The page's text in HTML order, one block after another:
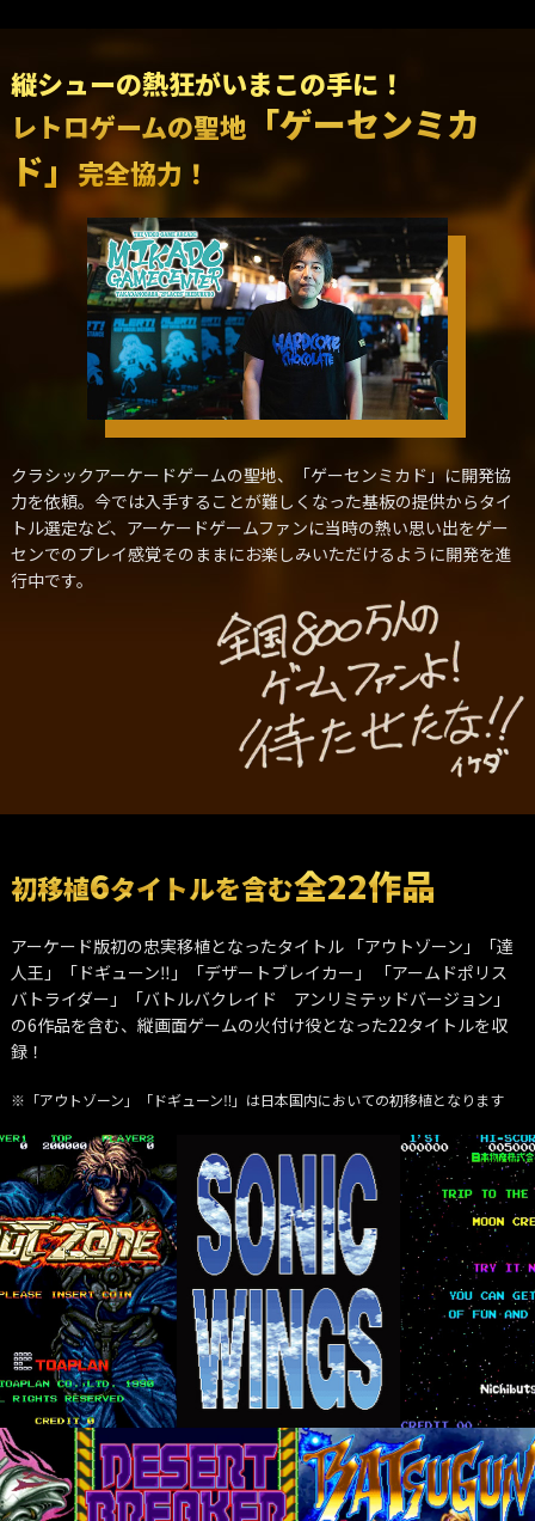
縦シューの熱狂がいまこの手に！
レトロゲームの聖地「ゲーセンミカ
ド」完全協力！
クラシックアーケードゲームの聖地、「ゲーセンミカド」に開発協
力を依頼。今では入手することが難しくなった基板の提供からタイ
トル選定など、アーケードゲームファンに当時の熱い思い出をゲー
センでのプレイ感覚そのままにお楽しみいただけるように開発を進
行中です。
初移植6タイトルを含む全22作品
アーケード版初の忠実移植となったタイトル「アウトゾーン」「達
人王」「ドギューン‼」「デザートブレイカー」
「アームドポリス
バトライダー」「バトルバクレイド アンリミテッドバージョン」
の6作品を含む、縦画面ゲームの火付け役となった22タイトルを収
録！
※「アウトゾーン」「ドギューン‼」は日本国内においての初移植となります